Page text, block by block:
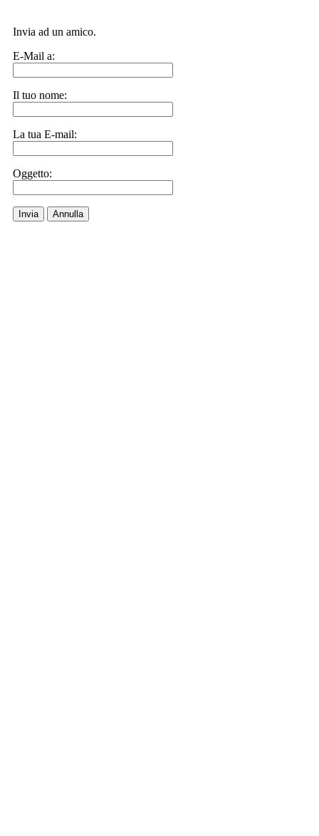
Invia ad un amico.
E-Mail a:
Il tuo nome:
La tua E-mail:
Oggetto:
Invia Annulla